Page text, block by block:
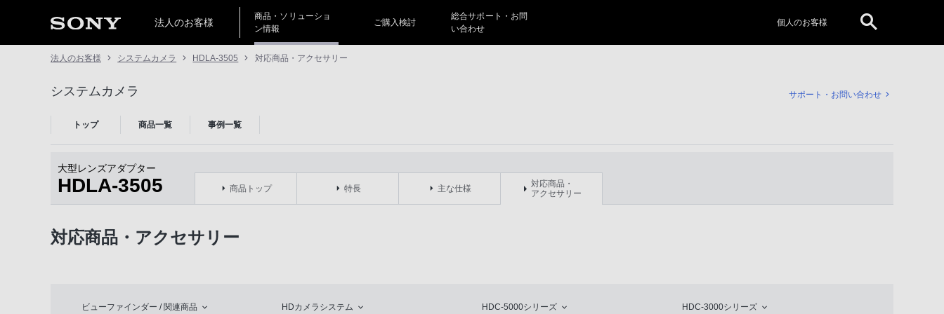
法人のお客様
商品・ソリューショ
ン情報
ご購入検討
総合サポート・お問
い合わせ
個人のお客様
法人のお客様 システムカメラ HDLA-3505 対応商品・アクセサリー
システムカメラ サポート・お問い合わせ
トップ 商品一覧 事例一覧
大型レンズアダプター
HDLA-3505 商品トップ 特長 主な仕様
対応商品・
アクセサリー
対応商品・アクセサリー
ビューファインダー / 関連商品 HDカメラシステム HDC-5000シリーズ HDC-3000シリーズ